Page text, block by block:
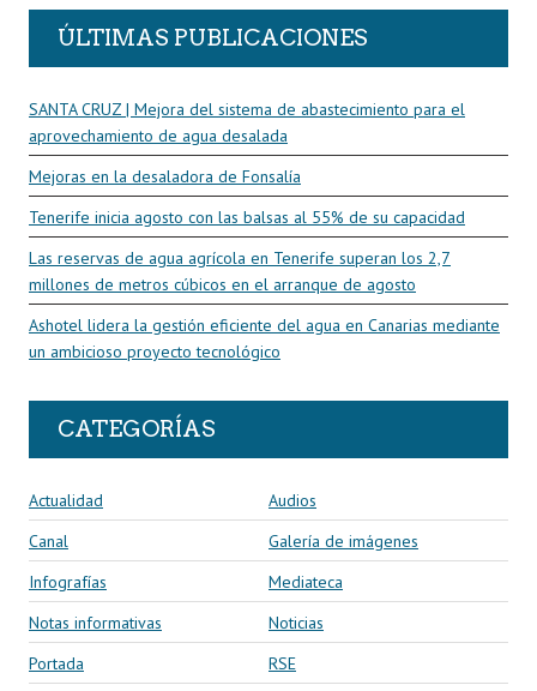
ÚLTIMAS PUBLICACIONES
SANTA CRUZ | Mejora del sistema de abastecimiento para el
aprovechamiento de agua desalada
Mejoras en la desaladora de Fonsalía
Tenerife inicia agosto con las balsas al 55% de su capacidad
Las reservas de agua agrícola en Tenerife superan los 2,7
millones de metros cúbicos en el arranque de agosto
Ashotel lidera la gestión eficiente del agua en Canarias mediante
un ambicioso proyecto tecnológico
CATEGORÍAS
Actualidad
Audios
Canal
Galería de imágenes
Infografías
Mediateca
Notas informativas
Noticias
Portada
RSE